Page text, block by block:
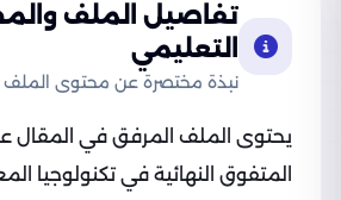
تفاصيل الملف
التعليمي
نبذة مختصرة عن محتوى الملف
يحتوى الملف المرفق في المقال
المتفوق النهائية في تكنولوجيا